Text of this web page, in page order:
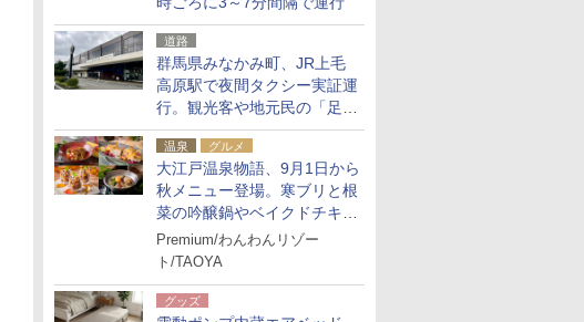
道路
群馬県みなかみ町、JR上毛
高原駅で夜間タクシー実証運
行。観光客や地元民の「足が
ない」課題解消へ、木金土に
2台体制
温泉 グルメ
大江戸温泉物語、9月1日から
秋メニュー登場。寒ブリと根
菜の吟醸鍋やベイクドチキ
ン、ショコラ＆栗スイーツも
食べ放題に
Premium/わんわんリゾー
ト/TAOYA
グッズ